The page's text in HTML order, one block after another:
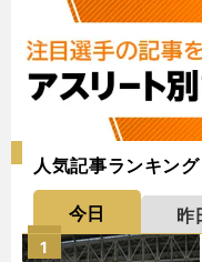
人気記事ランキング
今日 昨
1